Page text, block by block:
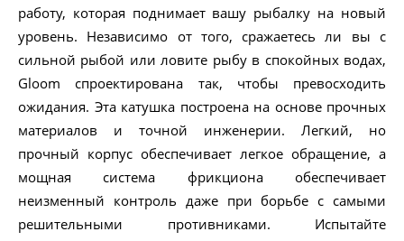
работу, которая поднимает вашу рыбалку на новый
уровень. Независимо от того, сражаетесь ли вы с
сильной рыбой или ловите рыбу в спокойных водах,
Gloom спроектирована так, чтобы превосходить
ожидания. Эта катушка построена на основе прочных
материалов и точной инженерии. Легкий, но
прочный корпус обеспечивает легкое обращение, а
мощная система фрикциона обеспечивает
неизменный контроль даже при борьбе с самыми
решительными противниками. Испытайте